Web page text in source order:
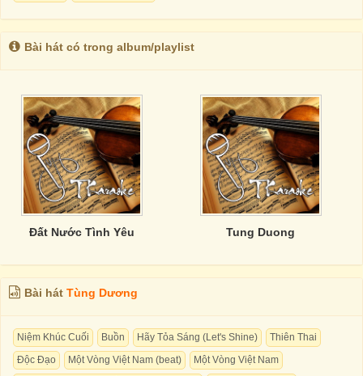
Bài hát có trong album/playlist
Đất Nước Tình Yêu Tung Duong
Bài hát Tùng Dương
Niệm Khúc Cuối Buồn Hãy Tỏa Sáng (Let's Shine)
Thiên Thai
Độc Đạo
Một Vòng Việt Nam (beat)
Một Vòng Việt Nam